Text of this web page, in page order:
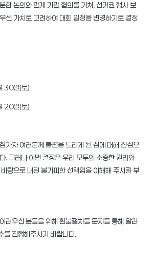
한 논의와 관계 기관 협의를 거쳐, 선거권 행사 보
선 가치로 고려하여 대회 일정을 변경하기로 결정
30일(토)
20일(토)
가자 여러분께 불편을 드리게 된 점에 대해 진심으
. 그러나 이번 결정은 우리 모두의 소중한 권리와
탕으로 내린 불가피한 선택임을 이해해 주시길 부
려우신 분들을 위해 환불절차를 문자를 통해 알려
를 진행해주시기 바랍니다.